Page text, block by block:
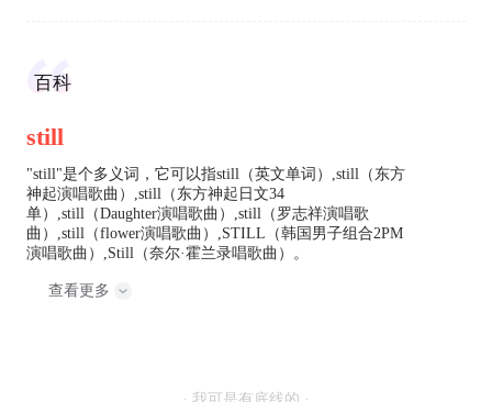
百科
still
"still"是个多义词，它可以指still（英文单词）,still（东方
神起演唱歌曲）,still（东方神起日文34
单）,still（Daughter演唱歌曲）,still（罗志祥演唱歌
曲）,still（flower演唱歌曲）,STILL（韩国男子组合2PM
演唱歌曲）,Still（奈尔·霍兰录唱歌曲）。
查看更多
· 我可是有底线的 ·